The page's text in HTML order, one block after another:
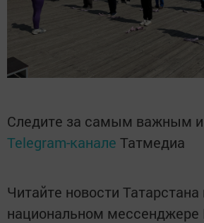
Следите за самым важным
Telegram-канале Татмедиа
Читайте новости Татарстана
национальном мессенджере